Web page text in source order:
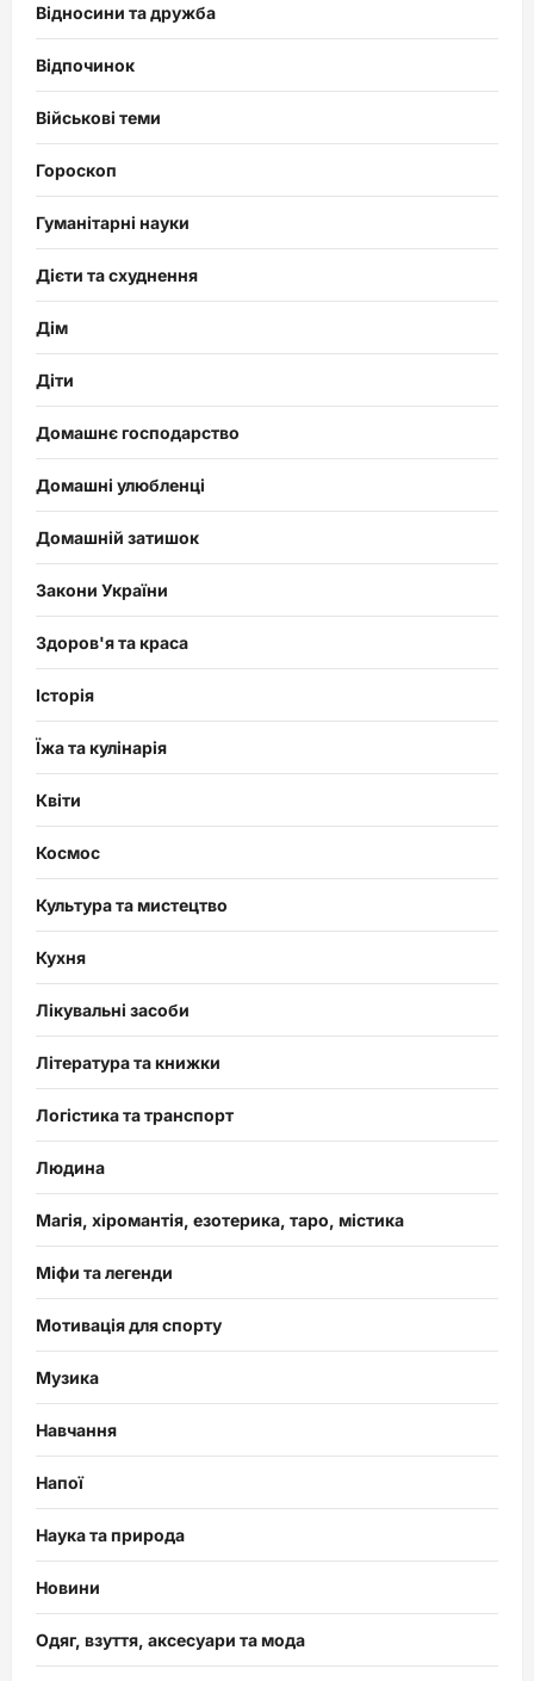
Відносини та дружба
Відпочинок
Військові теми
Гороскоп
Гуманітарні науки
Дієти та схуднення
Дім
Діти
Домашнє господарство
Домашні улюбленці
Домашній затишок
Закони України
Здоров'я та краса
Історія
Їжа та кулінарія
Квіти
Космос
Культура та мистецтво
Кухня
Лікувальні засоби
Література та книжки
Логістика та транспорт
Людина
Магія, хіромантія, езотерика, таро, містика
Міфи та легенди
Мотивація для спорту
Музика
Навчання
Напої
Наука та природа
Новини
Одяг, взуття, аксесуари та мода